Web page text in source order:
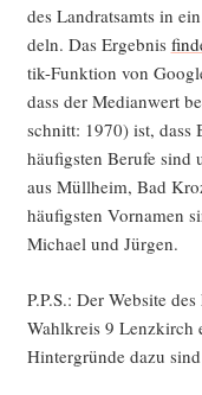
des Land­rats­amts in
deln. Das Ergeb­nis
tik-Funk­ti­on von
dass der Medi­an­wert
schnitt: 1970) ist,
häu­figs­ten Beru­fe sind
aus Müll­heim, Bad
häu­figs­ten Vor­na­men
Micha­el und Jürgen.
P.P.S.: Der Web­site
Wahl­kreis 9 Lenz­kirch
Hin­ter­grün­de dazu